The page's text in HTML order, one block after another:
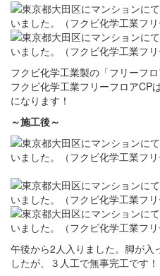
フクビ化学工業製の「フリーフ
フクビ化学工業フリーフロアCP
になります！
～施工後～
午後から2人入りました。脚が入
したが、３人工で無事完工です！